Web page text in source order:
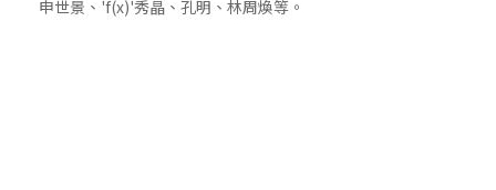
申世景、'f(x)'秀晶、孔明、林周煥等。